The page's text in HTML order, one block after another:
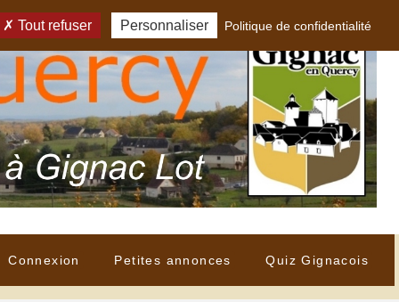
Connexion Petites annonces Quiz Gignacois
Tout refuser Personnaliser Politique de confidentialité